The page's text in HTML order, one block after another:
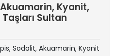
Kyanit,
Sultan
Sodalit, Akuamarin, Kyanit